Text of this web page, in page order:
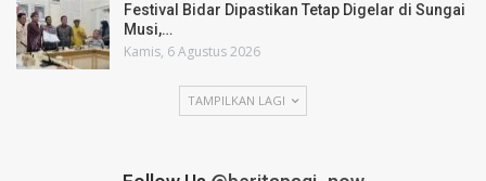
Festival Bidar Dipastikan Tetap Digelar di Sungai
Musi,…
Kamis, 6 Agustus 2026
TAMPILKAN LAGI